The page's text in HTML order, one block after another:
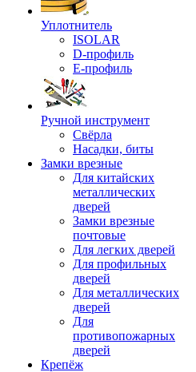
Уплотнитель
ISOLAR
D-профиль
Е-профиль
Ручной инструмент
Свёрла
Насадки, биты
Замки врезные
Для китайских
металлических
дверей
Замки врезные
почтовые
Для легких дверей
Для профильных
дверей
Для металлических
дверей
Для
противопожарных
дверей
Крепёж